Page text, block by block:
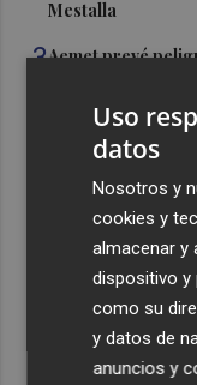
Mestalla
3Aemet prevé
el día del eclipse
Company:
queremos ver en
Ocho
movilizan en
Uso
datos
Nosotros y
cookies y
almacenar y
dispositivo y
como su
y datos de
anuncios y